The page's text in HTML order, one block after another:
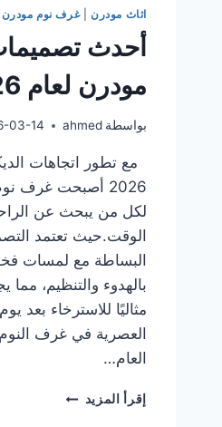
اثاث مودرن|غرف نوم مودرن
أحدث
مودرن لعام 2026
بواسطة ahmed
03-14
مع تطور اتجاهات
2026 أصبحت غرف
لكل من يبحث عن
الوقت.حيث تعتمد
البساطة مع لمسات
بالهدوء والتنظيم، مما
مثاليًا للاسترخاء بعد
العصرية في غرف
العام…
إقرأ المزيد أحدث